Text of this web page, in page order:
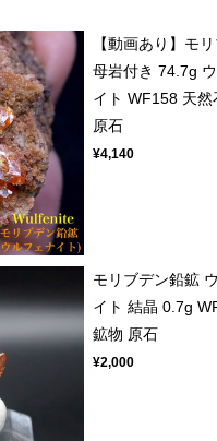
【動画あり】モ
母岩付き 74.7g
イト WF158 天然
原石
¥4,140
モリブデン鉛鉱
イト 結晶 0.7g
鉱物 原石
¥2,000